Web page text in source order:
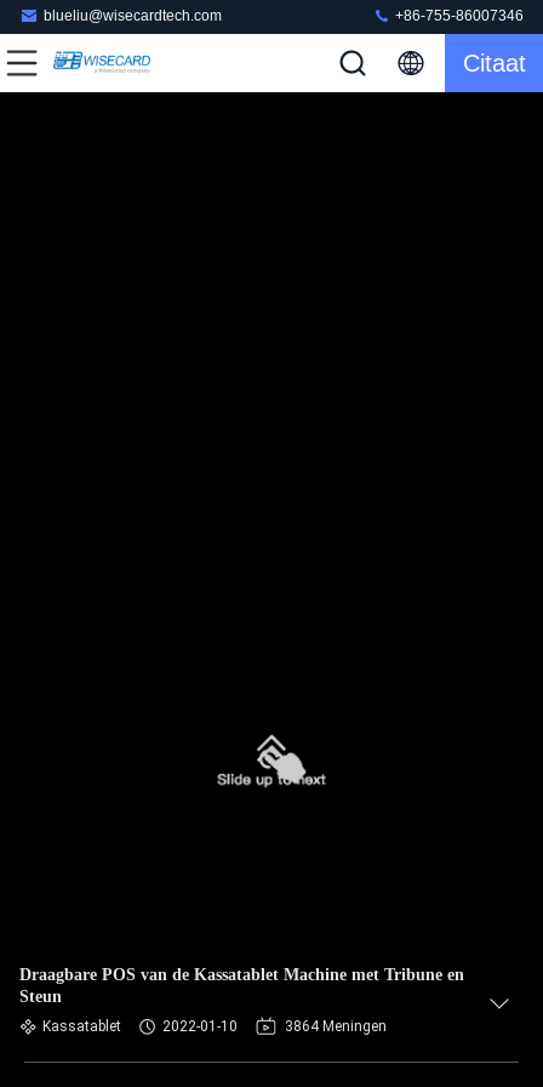
blueliu@wisecardtech.com +86-755-86007346
Citaat
Draagbare POS van de Kassatablet Machine met Tribune en
Steun
Kassatablet 2022-01-10 3864 Meningen